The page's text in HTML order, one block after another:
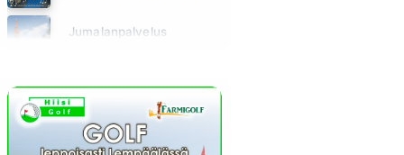
Jumalanpalvelus